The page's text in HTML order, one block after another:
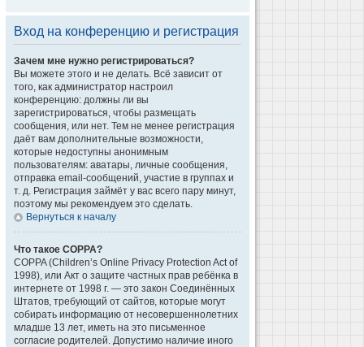
Вход на конференцию и регистрация
Зачем мне нужно регистрироваться?
Вы можете этого и не делать. Всё зависит от
того, как администратор настроил
конференцию: должны ли вы
зарегистрироваться, чтобы размещать
сообщения, или нет. Тем не менее регистрация
даёт вам дополнительные возможности,
которые недоступны анонимным
пользователям: аватары, личные сообщения,
отправка email-сообщений, участие в группах и
т. д. Регистрация займёт у вас всего пару минут,
поэтому мы рекомендуем это сделать.
Вернуться к началу
Что такое COPPA?
COPPA (Children’s Online Privacy Protection Act of
1998), или Акт о защите частных прав ребёнка в
интернете от 1998 г. — это закон Соединённых
Штатов, требующий от сайтов, которые могут
собирать информацию от несовершеннолетних
младше 13 лет, иметь на это письменное
согласие родителей. Допустимо наличие иного